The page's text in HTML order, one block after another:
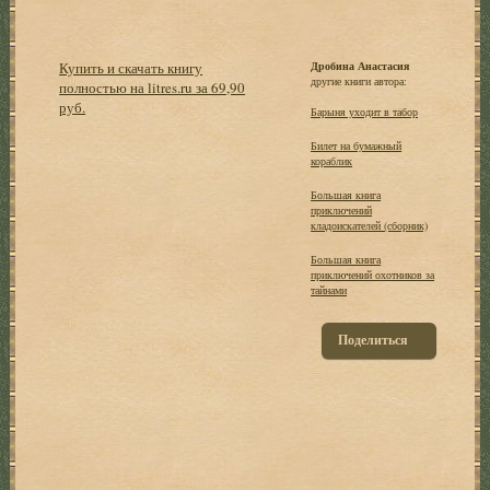
Купить и скачать книгу
полностью на litres.ru за 69,90
руб.
Дробина Анастасия
другие книги автора:
Барыня уходит в табор
Билет на бумажный
кораблик
Большая книга
приключений
кладоискателей (сборник)
Большая книга
приключений охотников за
тайнами
Поделиться